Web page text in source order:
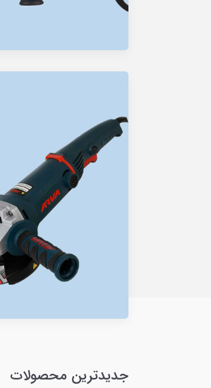
جدیدترین محصولات